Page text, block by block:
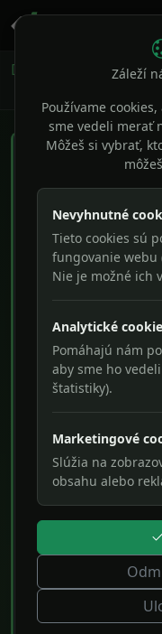
Domov
Naše služby
iOS
Vyvíjame
aplikácie pre
prísne Apple
pôsobilo
bezchybne.
publikovanie v
Záleží
Používame
sme vedeli merať
Môžeš si vybrať,
Nevyhnutné
Tieto cookies sú
fungovanie webu
Nie je možné ich
Analytické
Pomáhajú nám
aby sme ho
štatistiky).
Marketingové
Slúžia na
obsahu alebo